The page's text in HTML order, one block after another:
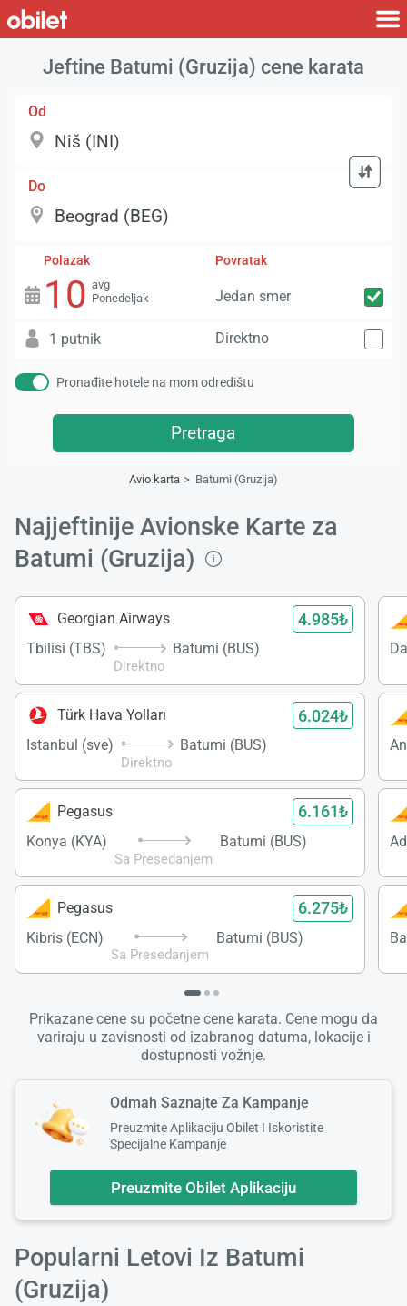
Jeftine Batumi (Gruzija) cene karata
Od
Do
Polazak
10 avg
Ponedeljak
Povratak
Jedan smer
1 putnik Direktno
Pronađite hotele na mom odredištu
Pretraga
Avio karta Batumi (Gruzija)
Najjeftinije Avionske Karte za
Batumi (Gruzija)
Georgian Airways 4.985₺
Tbilisi (TBS)
Direktno
Batumi (BUS)
Türk Hava Yolları 6.024₺
Istanbul (sve)
Direktno
Batumi (BUS)
Pegasus 6.161₺
Konya (KYA)
Sa Presedanjem
Batumi (BUS)
Pegasus 6.275₺
Kibris (ECN)
Sa Presedanjem
Batumi (BUS)
Prikazane cene su početne cene karata. Cene mogu da
variraju u zavisnosti od izabranog datuma, lokacije i
dostupnosti vožnje.
Odmah Saznajte Za Kampanje
Preuzmite Aplikaciju Obilet I Iskoristite
Specijalne Kampanje
Preuzmite Obilet Aplikaciju
Popularni Letovi Iz Batumi
(Gruzija)